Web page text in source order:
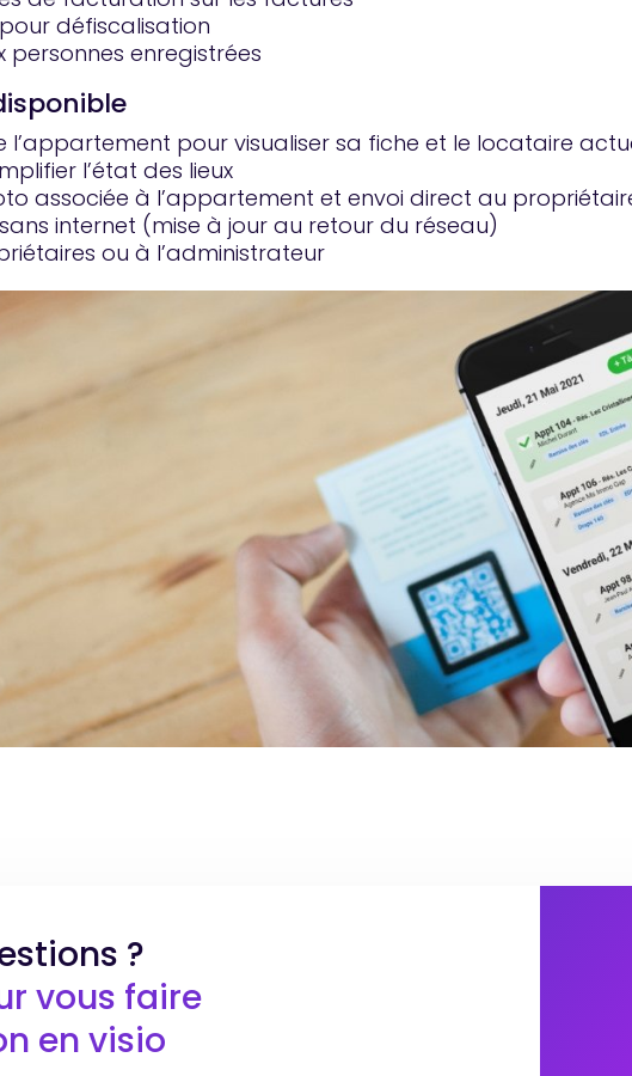
défiscalisation
personnes enregistrées
l’appartement pour visualiser sa fiche et le locataire
l’état des lieux
associée à l’appartement et envoi direct au
internet (mise à jour au retour du réseau)
ou à l’administrateur
?
vous faire
en visio